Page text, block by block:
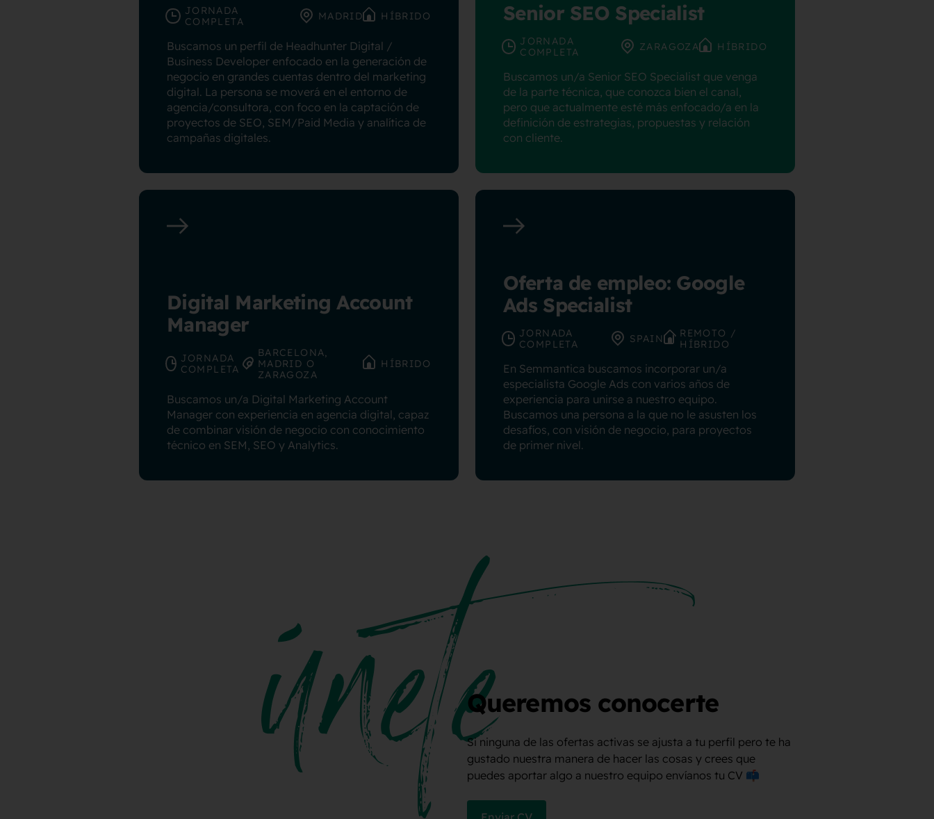
JORNADA
COMPLETA
MADRID HÍBRIDO
Buscamos un perfil de Headhunter Digital /
Business Developer enfocado en la generación de
negocio en grandes cuentas dentro del marketing
digital. La persona se moverá en el entorno de
agencia/consultora, con foco en la captación de
proyectos de SEO, SEM/Paid Media y analítica de
campañas digitales.
Senior SEO Specialist
JORNADA
COMPLETA
ZARAGOZA HÍBRIDO
Buscamos un/a Senior SEO Specialist que venga
de la parte técnica, que conozca bien el canal,
pero que actualmente esté más enfocado/a en la
definición de estrategias, propuestas y relación
con cliente.
Digital Marketing Account
Manager
JORNADA
COMPLETA
BARCELONA,
MADRID O
ZARAGOZA
HÍBRIDO
Buscamos un/a Digital Marketing Account
Manager con experiencia en agencia digital, capaz
de combinar visión de negocio con conocimiento
técnico en SEM, SEO y Analytics.
Oferta de empleo: Google
Ads Specialist
JORNADA
COMPLETA
SPAIN
REMOTO /
HÍBRIDO
En Semmantica buscamos incorporar un/a
especialista Google Ads con varios años de
experiencia para unirse a nuestro equipo.
Buscamos una persona a la que no le asusten los
desafíos, con visión de negocio, para proyectos
de primer nivel.
Queremos conocerte
Si ninguna de las ofertas activas se ajusta a tu perfil pero te ha
gustado nuestra manera de hacer las cosas y crees que
puedes aportar algo a nuestro equipo envíanos tu CV 📫